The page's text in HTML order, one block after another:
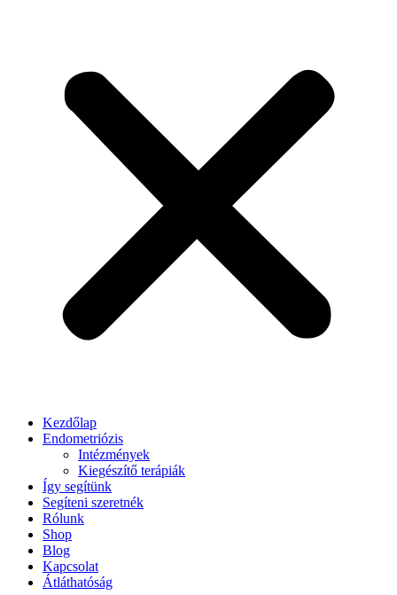
Kezdőlap
Endometriózis
Intézmények
Kiegészítő terápiák
Így segítünk
Segíteni szeretnék
Rólunk
Shop
Blog
Kapcsolat
Átláthatóság